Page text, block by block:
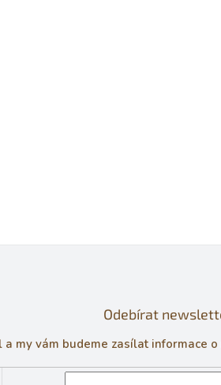
Odebírat
my vám budeme zasílat informace